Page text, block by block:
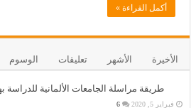
أكمل القراءة »
الأخيرة الأشهر تعليقات الوسوم
طريقة مراسلة الجامعات الألمانية للدراسة
فبراير 5, 2020 6